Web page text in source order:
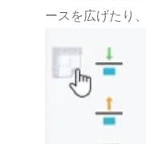
ースを広げたり